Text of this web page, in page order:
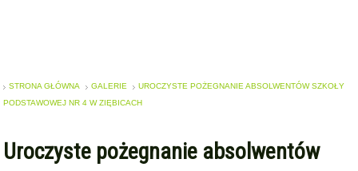
STRONA GŁÓWNA GALERIE
UROCZYSTE POŻEGNANIE ABSOLWENTÓW SZKOŁY
PODSTAWOWEJ NR 4 W ZIĘBICACH
Uroczyste pożegnanie absolwentów